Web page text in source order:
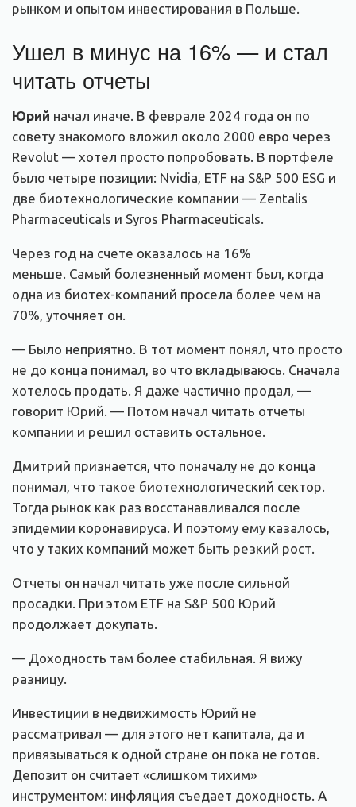
рынком и опытом инвестирования в Польше.
Ушел в минус на 16% — и стал
читать отчеты
Юрий начал иначе. В феврале 2024 года он по
совету знакомого вложил около 2000 евро через
Revolut — хотел просто попробовать. В портфеле
было четыре позиции: Nvidia, ETF на S&P 500 ESG и
две биотехнологические компании — Zentalis
Pharmaceuticals и Syros Pharmaceuticals.
Через год на счете оказалось на 16%
меньше. Самый болезненный момент был, когда
одна из биотех-компаний просела более чем на
70%, уточняет он.
— Было неприятно. В тот момент понял, что просто
не до конца понимал, во что вкладываюсь. Сначала
хотелось продать. Я даже частично продал, —
говорит Юрий. — Потом начал читать отчеты
компании и решил оставить остальное.
Дмитрий признается, что поначалу не до конца
понимал, что такое биотехнологический сектор.
Тогда рынок как раз восстанавливался после
эпидемии коронавируса. И поэтому ему казалось,
что у таких компаний может быть резкий рост.
Отчеты он начал читать уже после сильной
просадки. При этом ETF на S&P 500 Юрий
продолжает докупать.
— Доходность там более стабильная. Я вижу
разницу.
Инвестиции в недвижимость Юрий не
рассматривал — для этого нет капитала, да и
привязываться к одной стране он пока не готов.
Депозит он считает «слишком тихим»
инструментом: инфляция съедает доходность. А